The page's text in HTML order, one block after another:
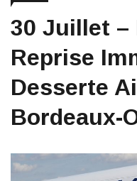
30 Juillet –
Reprise
Desserte
Bordeaux-